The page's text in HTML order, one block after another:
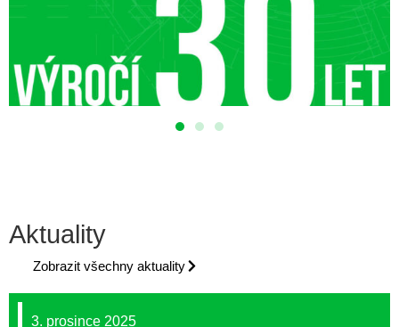
Aktuality
Zobrazit všechny aktuality
3. prosince 2025